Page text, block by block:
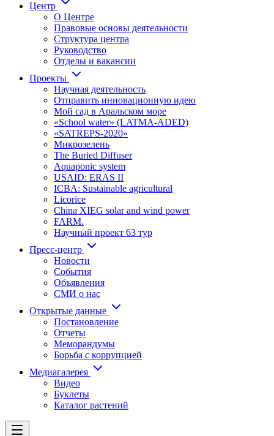
Центр
О Центре
Правовые основы деятельности
Структура центра
Руководство
Отделы и вакансии
Проекты
Научная деятельность
Отправить инновационную идею
Мой сад в Аральском море
«School water» (LATMA-ADED)
«SATREPS-2020»
Микрозелень
The Buried Diffuser
Aquaponic system
USAID: ERAS II
ICBA: Sustainable agricultural
Licorice
China XIEG solar and wind power
FARM.
Научный проект 63 тур
Пресс-центр
Новости
События
Объявления
СМИ о нас
Открытые данные
Постановление
Отчеты
Меморандумы
Борьба с коррупцией
Медиагалерея
Видео
Буклеты
Каталог растений